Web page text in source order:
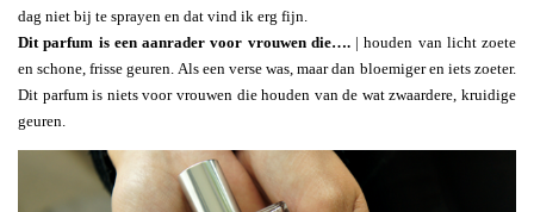
dag niet bij te sprayen en dat vind ik erg fijn.
Dit parfum is een aanrader voor vrouwen die….| houden van licht zoete
en schone, frisse geuren. Als een verse was, maar dan bloemiger en iets zoeter.
Dit parfum is niets voor vrouwen die houden van de wat zwaardere, kruidige
geuren.